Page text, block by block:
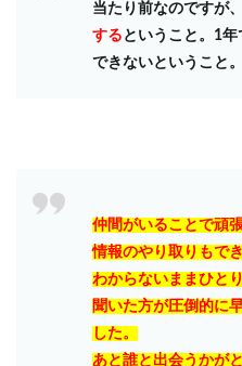
当たり前なのですが
する ということ。1
できないということ。
仲間がいることで頑
情報のやり取りもでき
わからないままひと
聞いた方が圧倒的に
した。
あと誰と出会うかが